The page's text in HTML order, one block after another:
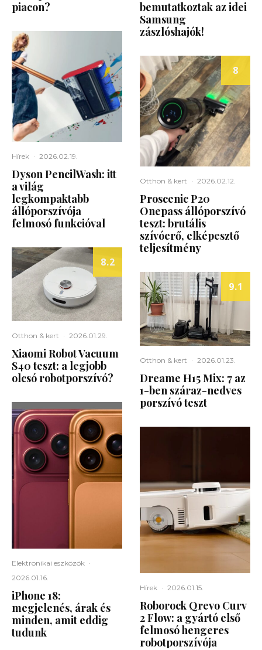
piacon?
Hírek · 2026.02.19.
Dyson PencilWash: itt
a világ
legkompaktabb
állóporszívója
felmosó funkcióval
8.2
Otthon & kert · 2026.01.29.
Xiaomi Robot Vacuum
S40 teszt: a legjobb
olcsó robotporszívó?
Elektronikai eszközök ·
2026.01.16.
iPhone 18:
megjelenés, árak és
minden, amit eddig
tudunk
bemutatkoztak az idei
Samsung
zászlóshajók!
8
Otthon & kert · 2026.02.12.
Proscenic P20
Onepass állóporszívó
teszt: brutális
szívóerő, elképesztő
teljesítmény
9.1
Otthon & kert · 2026.01.23.
Dreame H15 Mix: 7 az
1-ben száraz-nedves
porszívó teszt
Hírek · 2026.01.15.
Roborock Qrevo Curv
2 Flow: a gyártó első
felmosó hengeres
robotporszívója